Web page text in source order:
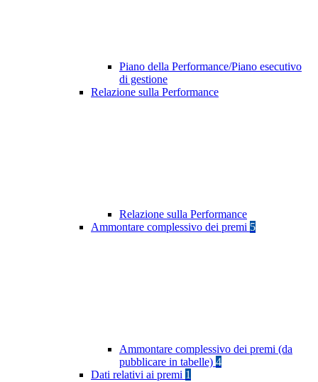
Piano della Performance/Piano esecutivo
di gestione
Relazione sulla Performance
Relazione sulla Performance
Ammontare complessivo dei premi 5
Ammontare complessivo dei premi (da
pubblicare in tabelle) 4
Dati relativi ai premi 1